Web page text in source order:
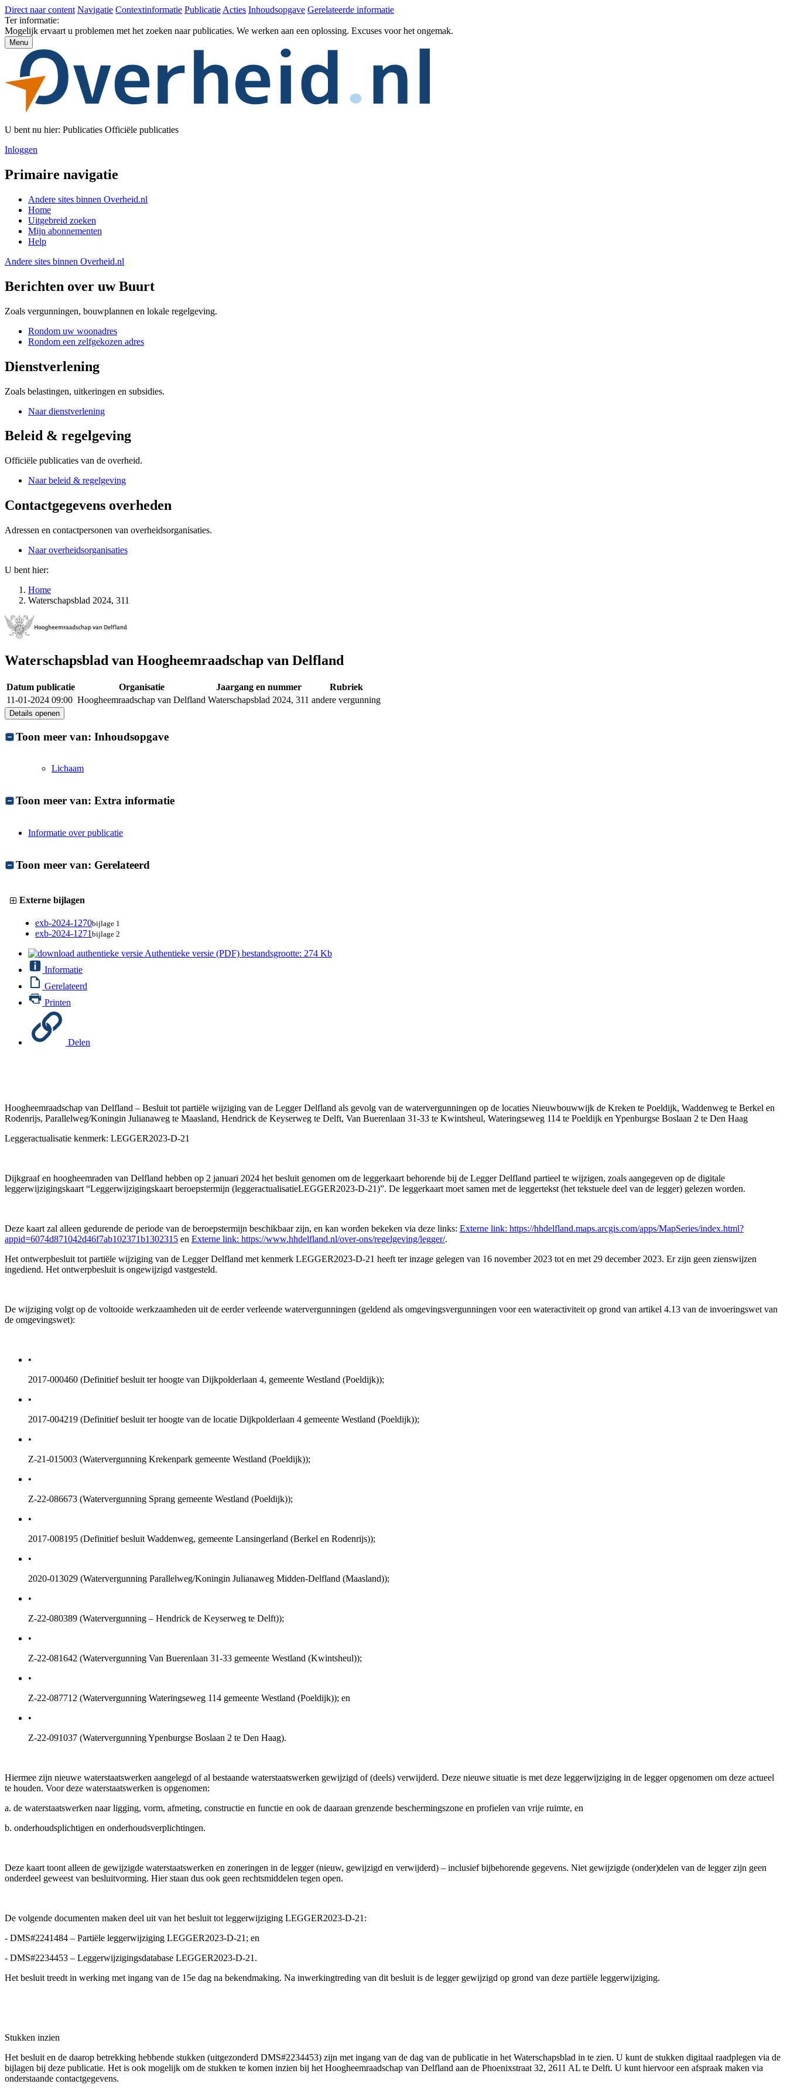
Direct naar content Navigatie Contextinformatie Publicatie Acties Inhoudsopgave Gerelateerde informatie
Ter informatie:
Mogelijk ervaart u problemen met het zoeken naar publicaties. We werken aan een oplossing. Excuses voor het ongemak.
Menu
U bent nu hier: Publicaties Officiële publicaties
Inloggen
Primaire navigatie
Andere sites binnen Overheid.nl
Home
Uitgebreid zoeken
Mijn abonnementen
Help
Andere sites binnen Overheid.nl
Berichten over uw Buurt
Zoals vergunningen, bouwplannen en lokale regelgeving.
Rondom uw woonadres
Rondom een zelfgekozen adres
Dienstverlening
Zoals belastingen, uitkeringen en subsidies.
Naar dienstverlening
Beleid & regelgeving
Officiële publicaties van de overheid.
Naar beleid & regelgeving
Contactgegevens overheden
Adressen en contactpersonen van overheidsorganisaties.
Naar overheidsorganisaties
U bent hier:
Home
Waterschapsblad 2024, 311
Waterschapsblad van Hoogheemraadschap van Delfland
Datum publicatie Organisatie Jaargang en nummer
Rubriek
11-01-2024 09:00 Hoogheemraadschap van Delfland Waterschapsblad 2024, 311 andere vergunning
Details openen
Toon meer van: Inhoudsopgave
Lichaam
Toon meer van: Extra informatie
Informatie over publicatie
Toon meer van: Gerelateerd
Externe bijlagen
exb-2024-1270bijlage 1
exb-2024-1271 bijlage 2
Authentieke versie (PDF) bestandsgrootte: 274 Kb
Informatie
Gerelateerd
Printen
Delen
Hoogheemraadschap van Delfland – Besluit tot partiële wijziging van de Legger Delfland als gevolg van de watervergunningen op de locaties Nieuwbouwwijk de Kreken te Poeldijk, Waddenweg te Berkel en
Rodenrijs, Parallelweg/Koningin Julianaweg te Maasland, Hendrick de Keyserweg te Delft, Van Buerenlaan 31-33 te Kwintsheul, Wateringseweg 114 te Poeldijk en Ypenburgse Boslaan 2 te Den Haag
Leggeractualisatie kenmerk: LEGGER2023-D-21
Dijkgraaf en hoogheemraden van Delfland hebben op 2 januari 2024 het besluit genomen om de leggerkaart behorende bij de Legger Delfland partieel te wijzigen, zoals aangegeven op de digitale
leggerwijzigingskaart “Leggerwijzigingskaart beroepstermijn (leggeractualisatieLEGGER2023-D-21)”. De leggerkaart moet samen met de leggertekst (het tekstuele deel van de legger) gelezen worden.
Deze kaart zal alleen gedurende de periode van de beroepstermijn beschikbaar zijn, en kan worden bekeken via deze links: Externe link: https://hhdelfland.maps.arcgis.com/apps/MapSeries/index.html?
appid=6074d871042d46f7ab102371b1302315 en Externe link: https://www.hhdelfland.nl/over-ons/regelgeving/legger/.
Het ontwerpbesluit tot partiële wijziging van de Legger Delfland met kenmerk LEGGER2023-D-21 heeft ter inzage gelegen van 16 november 2023 tot en met 29 december 2023. Er zijn geen zienswijzen
ingediend. Het ontwerpbesluit is ongewijzigd vastgesteld.
De wijziging volgt op de voltooide werkzaamheden uit de eerder verleende watervergunningen (geldend als omgevingsvergunningen voor een wateractiviteit op grond van artikel 4.13 van de invoeringswet van
de omgevingswet):
•
2017-000460 (Definitief besluit ter hoogte van Dijkpolderlaan 4, gemeente Westland (Poeldijk));
•
2017-004219 (Definitief besluit ter hoogte van de locatie Dijkpolderlaan 4 gemeente Westland (Poeldijk));
•
Z-21-015003 (Watervergunning Krekenpark gemeente Westland (Poeldijk));
•
Z-22-086673 (Watervergunning Sprang gemeente Westland (Poeldijk));
•
2017-008195 (Definitief besluit Waddenweg, gemeente Lansingerland (Berkel en Rodenrijs));
•
2020-013029 (Watervergunning Parallelweg/Koningin Julianaweg Midden-Delfland (Maasland));
•
Z-22-080389 (Watervergunning – Hendrick de Keyserweg te Delft));
•
Z-22-081642 (Watervergunning Van Buerenlaan 31-33 gemeente Westland (Kwintsheul));
•
Z-22-087712 (Watervergunning Wateringseweg 114 gemeente Westland (Poeldijk)); en
•
Z-22-091037 (Watervergunning Ypenburgse Boslaan 2 te Den Haag).
Hiermee zijn nieuwe waterstaatswerken aangelegd of al bestaande waterstaatswerken gewijzigd of (deels) verwijderd. Deze nieuwe situatie is met deze leggerwijziging in de legger opgenomen om deze actueel
te houden. Voor deze waterstaatswerken is opgenomen:
a. de waterstaatswerken naar ligging, vorm, afmeting, constructie en functie en ook de daaraan grenzende beschermingszone en profielen van vrije ruimte, en
b. onderhoudsplichtigen en onderhoudsverplichtingen.
Deze kaart toont alleen de gewijzigde waterstaatswerken en zoneringen in de legger (nieuw, gewijzigd en verwijderd) – inclusief bijbehorende gegevens. Niet gewijzigde (onder)delen van de legger zijn geen
onderdeel geweest van besluitvorming. Hier staan dus ook geen rechtsmiddelen tegen open.
De volgende documenten maken deel uit van het besluit tot leggerwijziging LEGGER2023-D-21:
- DMS#2241484 – Partiële leggerwijziging LEGGER2023-D-21; en
- DMS#2234453 – Leggerwijzigingsdatabase LEGGER2023-D-21.
Het besluit treedt in werking met ingang van de 15e dag na bekendmaking. Na inwerkingtreding van dit besluit is de legger gewijzigd op grond van deze partiële leggerwijziging.
Stukken inzien
Het besluit en de daarop betrekking hebbende stukken (uitgezonderd DMS#2234453) zijn met ingang van de dag van de publicatie in het Waterschapsblad in te zien. U kunt de stukken digitaal raadplegen via de
bijlagen bij deze publicatie. Het is ook mogelijk om de stukken te komen inzien bij het Hoogheemraadschap van Delfland aan de Phoenixstraat 32, 2611 AL te Delft. U kunt hiervoor een afspraak maken via
onderstaande contactgegevens.